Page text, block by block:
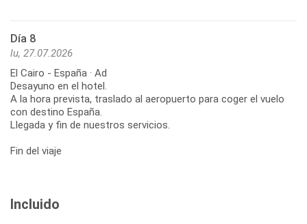
Día 8
lu, 27.07.2026
El Cairo - España · Ad
Desayuno en el hotel.
A la hora prevista, traslado al aeropuerto para coger el vuelo
con destino España.
Llegada y fin de nuestros servicios.
Fin del viaje
Incluido